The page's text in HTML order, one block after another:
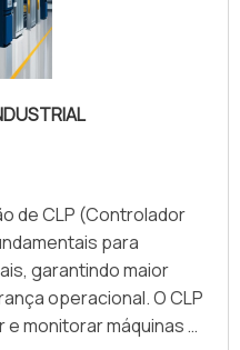
de CLP (Controlador
para
garantindo maior
operacional. O CLP
monitorar máquinas e